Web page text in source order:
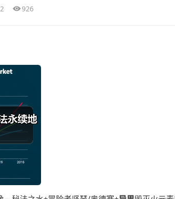
926